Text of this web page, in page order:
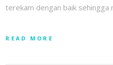
terekam dengan baik
READ MORE